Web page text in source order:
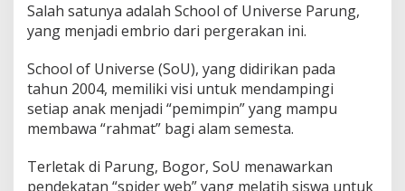
Salah satunya adalah School of Universe Parung,
yang menjadi embrio dari pergerakan ini.
School of Universe (SoU), yang didirikan pada
tahun 2004, memiliki visi untuk mendampingi
setiap anak menjadi “pemimpin” yang mampu
membawa “rahmat” bagi alam semesta.
Terletak di Parung, Bogor, SoU menawarkan
pendekatan “spider web” yang melatih siswa untuk